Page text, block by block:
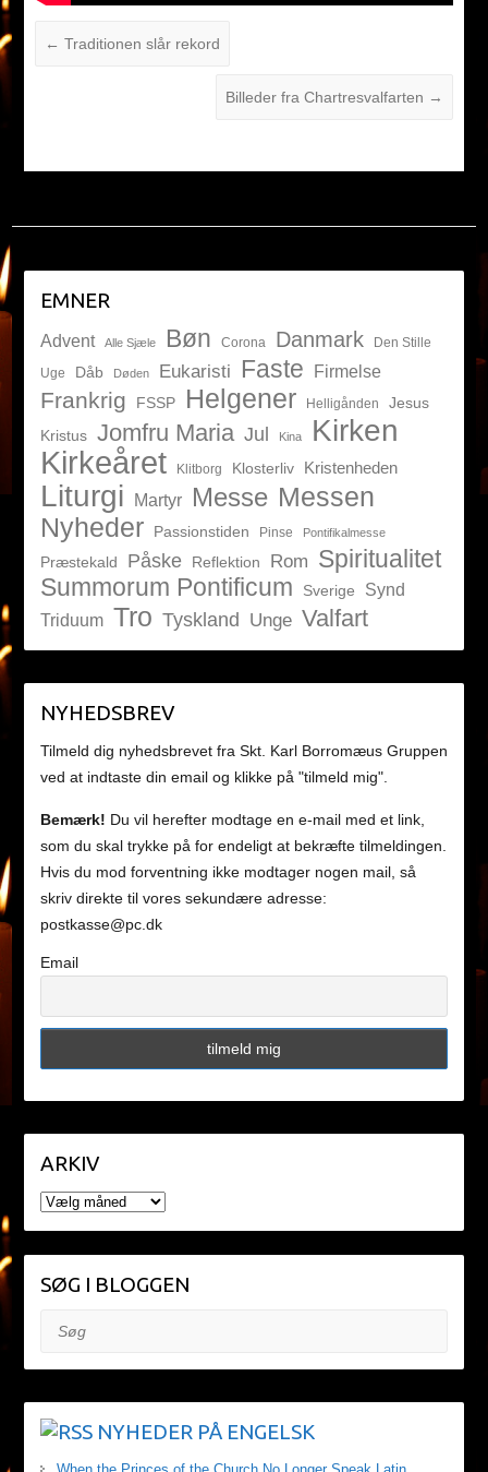
← Traditionen slår rekord
Billeder fra Chartresvalfarten →
EMNER
Advent Alle Sjæle Bøn Corona Danmark
Den Stille
Uge
Dåb Døden Eukaristi Faste Firmelse
Frankrig FSSP Helgener Helligånden
Jesus
Kristus Jomfru Maria Jul Kina Kirken
Kirkeåret Klitborg Klosterliv Kristenheden
Liturgi Martyr Messe Messen
Nyheder
Passionstiden Pinse Pontifikalmesse
Præstekald Påske Reflektion Rom Spiritualitet
Summorum Pontificum Sverige
Synd
Triduum Tro Tyskland Unge Valfart
NYHEDSBREV
Tilmeld dig nyhedsbrevet fra Skt. Karl Borromæus Gruppen
ved at indtaste din email og klikke på "tilmeld mig".
Bemærk! Du vil herefter modtage en e-mail med et link,
som du skal trykke på for endeligt at bekræfte tilmeldingen.
Hvis du mod forventning ikke modtager nogen mail, så
skriv direkte til vores sekundære adresse:
postkasse@pc.dk
Email
ARKIV
ARKIV
SØG I BLOGGEN
Søg
NYHEDER PÅ ENGELSK